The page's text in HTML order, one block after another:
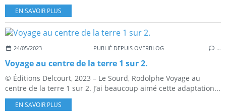
EN SAVOIR PLUS
24/05/2023 PUBLIÉ DEPUIS OVERBLOG …
Voyage au centre de la terre 1 sur 2.
© Éditions Delcourt, 2023 – Le Sourd, Rodolphe Voyage au
centre de la terre 1 sur 2. J’ai beaucoup aimé cette adaptation...
EN SAVOIR PLUS